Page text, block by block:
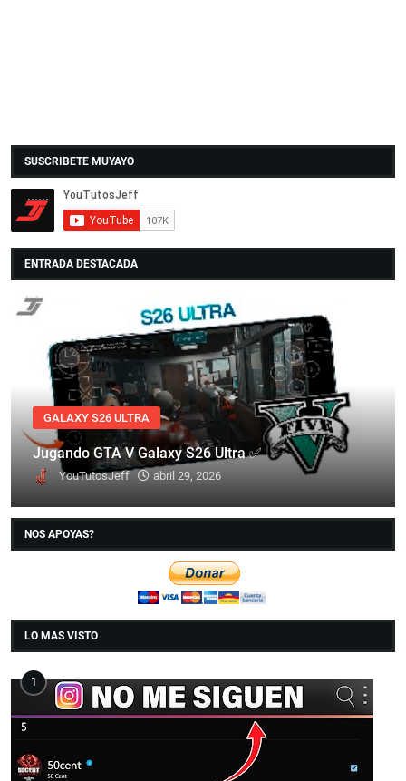
SUSCRIBETE MUYAYO
ENTRADA DESTACADA
GALAXY S26 ULTRA
Jugando GTA V Galaxy S26 Ultra ✅
YouTutosJeff abril 29, 2026
NOS APOYAS?
LO MAS VISTO